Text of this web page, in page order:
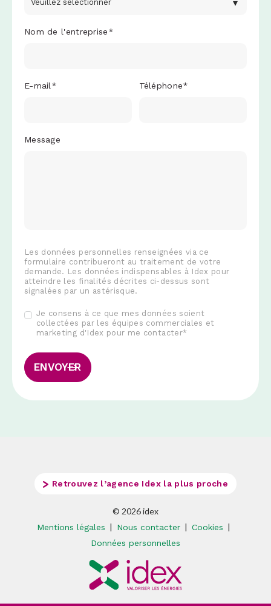
Nom de l'entreprise*
E-mail * Téléphone*
Message
Les données personnelles renseignées via ce
formulaire contribueront au traitement de votre
demande. Les données indispensables à Idex pour
atteindre les finalités décrites ci-dessus sont
signalées par un astérisque.
Je consens à ce que mes données soient
collectées par les équipes commerciales et
marketing d'Idex pour me contacter*
Retrouvez l’agence Idex la plus proche
© 2026 idex
Mentions légales | Nous contacter| Cookies |
Données personnelles